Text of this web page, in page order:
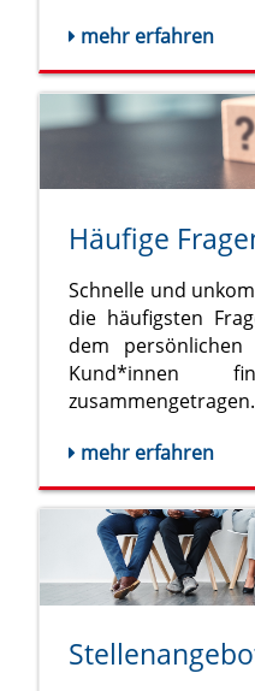
mehr erfahren
Häufige
Schnelle und
die häufigsten
dem
Kund*innen
zusammengetragen.
mehr erfahren